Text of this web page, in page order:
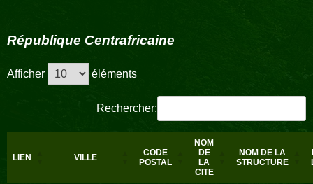
République Centrafricaine
Afficher éléments
Rechercher:
LIEN VILLE
CODE
POSTAL
NOM
DE
LA
CITE
NOM DE LA
STRUCTURE